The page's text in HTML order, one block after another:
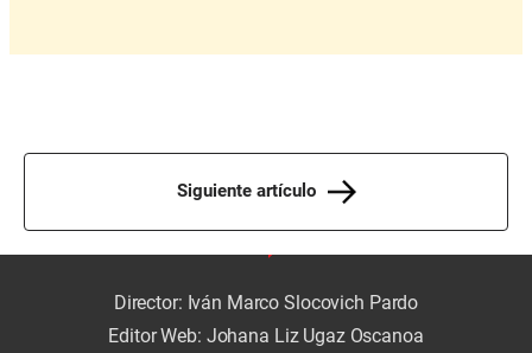
Siguiente artículo
Director: Iván Marco Slocovich Pardo
Editor Web: Johana Liz Ugaz Oscanoa